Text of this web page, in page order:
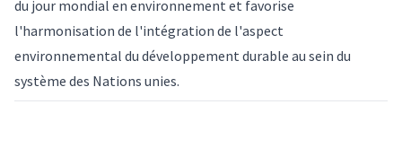
du jour mondial en environnement et favorise
l'harmonisation de l'intégration de l'aspect
environnemental du développement durable au sein du
système des Nations unies.